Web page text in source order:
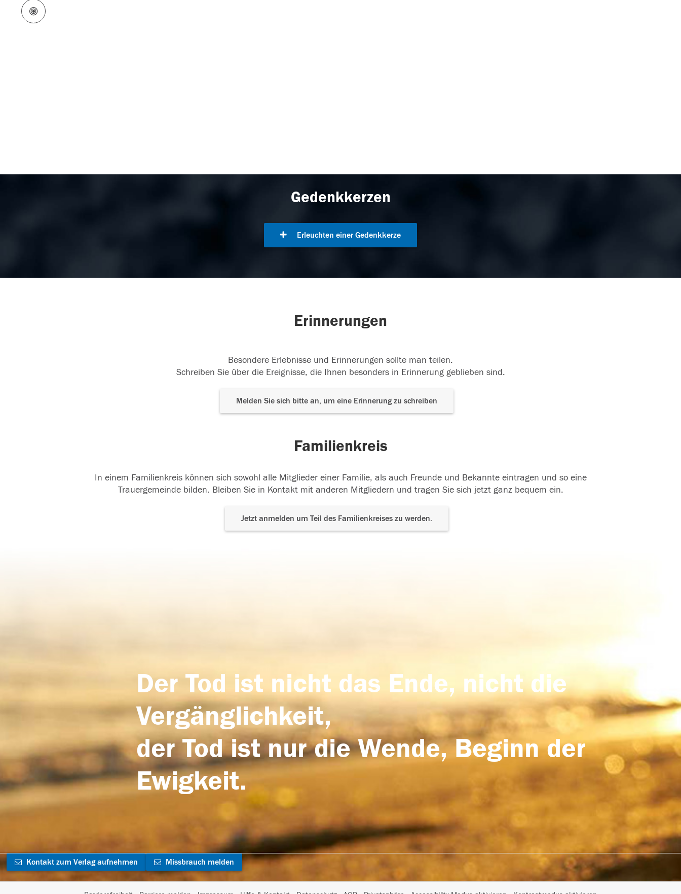
Gedenkkerzen
Erleuchten einer Gedenkkerze
Erinnerungen
Besondere Erlebnisse und Erinnerungen sollte man teilen.
Schreiben Sie über die Ereignisse, die Ihnen besonders in Erinnerung geblieben sind.
Melden Sie sich bitte an, um eine Erinnerung zu schreiben
Familienkreis
In einem Familienkreis können sich sowohl alle Mitglieder einer Familie, als auch Freunde und Bekannte eintragen und so eine
Trauergemeinde bilden. Bleiben Sie in Kontakt mit anderen Mitgliedern und tragen Sie sich jetzt ganz bequem ein.
Jetzt anmelden um Teil des Familienkreises zu werden.
Der Tod ist nicht das Ende, nicht die
Vergänglichkeit,
der Tod ist nur die Wende, Beginn der
Ewigkeit.
Kontakt zum Verlag aufnehmen Missbrauch melden